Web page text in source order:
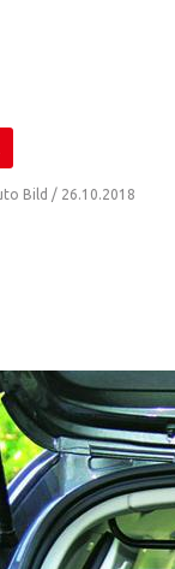
Bild / 26.10.2018